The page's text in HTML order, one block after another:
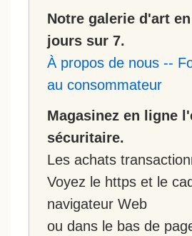
Notre galerie d'art
jours sur 7.
À propos de nous --
au consommateur
Magasinez en ligne
sécuritaire.
Les achats
Voyez le https et le
navigateur Web
ou dans le bas de